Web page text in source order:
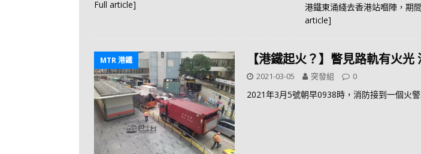
Full article]
港鐵東涌綫去香港站嗰陣，期
article]
MTR 港鐵 【港鐵起火？】瞥見路軌有火
2021-03-05 突發組 0
2021年3月5號朝早0938時，消防接到一個火